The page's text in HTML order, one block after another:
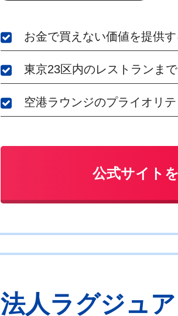
お金で買えない価値を提供
東京23区内のレストランま
空港ラウンジのプライオリ
公式サイト
法人ラグジュ